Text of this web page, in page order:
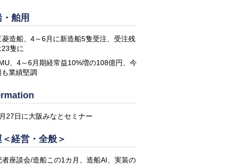
舶用
菱造船、4～6月に新造船5隻受注、受注残
23隻に
、4～6月期経常益10%増の108億円、今
も業績堅調
27日に大阪みなとセミナー
経営・全般＞
者座談会/造船この1カ月、造船AI、実装の